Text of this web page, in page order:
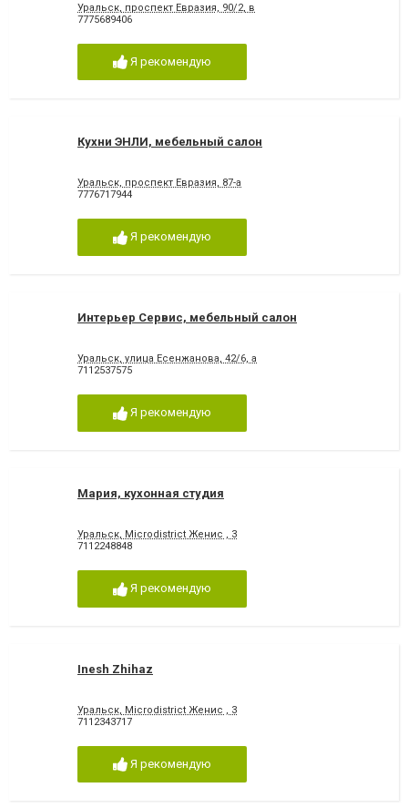
Уральск, проспект Евразия, 90/2, в
7775689406
Я рекомендую
Кухни ЭНЛИ, мебельный салон
Уральск, проспект Евразия, 87-а
7776717944
Я рекомендую
Интерьер Сервис, мебельный салон
Уральск, улица Есенжанова, 42/6, а
7112537575
Я рекомендую
Мария, кухонная студия
Уральск, Microdistrict Женис , 3
7112248848
Я рекомендую
Inesh Zhihaz
Уральск, Microdistrict Женис , 3
7112343717
Я рекомендую